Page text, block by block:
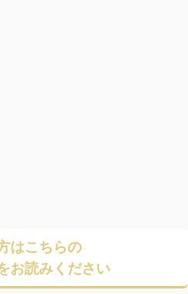
はこちらの
お読みください